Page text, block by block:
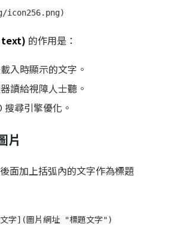
icon256.png)
text) 的作用是：
入時顯示的文字。
讀給視障人士聽。
搜尋引擎優化。
片
面加上括弧內的文字作為標題
字](圖片網址 "標題文字")